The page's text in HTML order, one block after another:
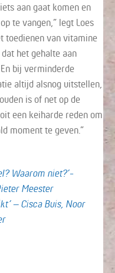
aan gaat komen en
te vangen,” legt Loes
toedienen van vitamine
het gehalte aan
bij verminderde
altijd alsnog uitstellen,
is of net op de
een keiharde reden om
moment te geven.”
Waarom niet?’-
Meester
– Cisca Buis, Noor